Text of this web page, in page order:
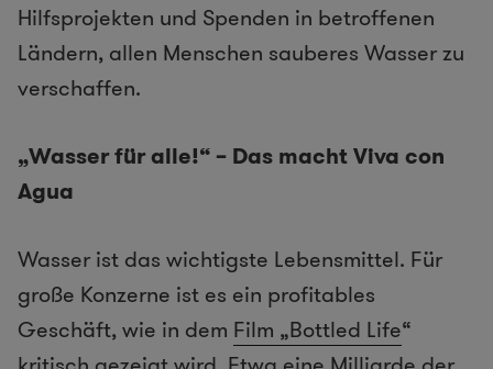
Hilfsprojekten und Spenden in betroffenen
Ländern, allen Menschen sauberes Wasser zu
verschaffen.
„Wasser für alle!“ – Das macht Viva con
Agua
Wasser ist das wichtigste Lebensmittel. Für
große Konzerne ist es ein profitables
Geschäft, wie in dem Film „Bottled Life“